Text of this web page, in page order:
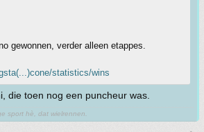
gewonnen, verder alleen etappes.
statistics/wins
die toen nog een puncheur was.
sport hè, dat wielrennen.